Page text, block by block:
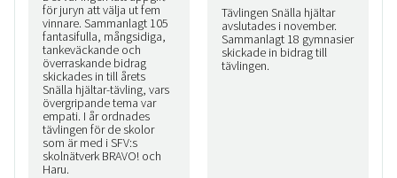
för juryn att välja ut fem
vinnare. Sammanlagt 105
fantasifulla, mångsidiga,
tankeväckande och
överraskande bidrag
skickades in till årets
Snälla hjältar-tävling, vars
övergripande tema var
empati. I år ordnades
tävlingen för de skolor
som är med i SFV:s
skolnätverk BRAVO! och
Haru.
Tävlingen Snälla hjältar
avslutades i november.
Sammanlagt 18 gymnasier
skickade in bidrag till
tävlingen.